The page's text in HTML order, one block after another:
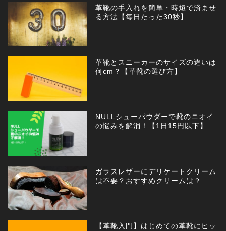
革靴の手入れを簡単・時短で済ませ
る方法【毎日たった30秒】
革靴とスニーカーのサイズの違いは
何cm？【革靴の選び方】
NULLシューパウダーで靴のニオイ
の悩みを解消！【1日15円以下】
ガラスレザーにデリケートクリーム
は不要？おすすめクリームは？
【革靴入門】はじめての革靴にピッ